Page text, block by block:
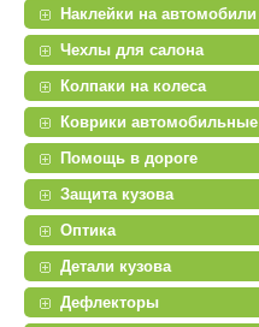
Наклейки на автомобили
Чехлы для салона
Колпаки на колеса
Коврики автомобильные
Помощь в дороге
Защита кузова
Оптика
Детали кузова
Дефлекторы